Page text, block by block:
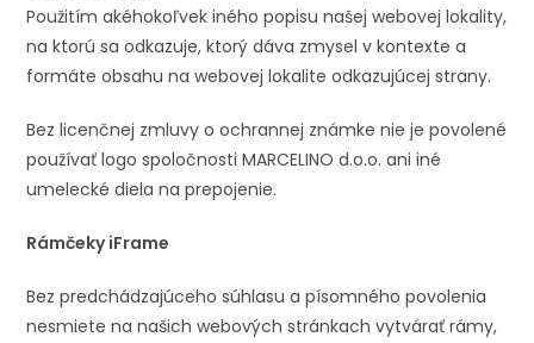
Použitím akéhokoľvek iného popisu našej webovej lokality,
na ktorú sa odkazuje, ktorý dáva zmysel v kontexte a
formáte obsahu na webovej lokalite odkazujúcej strany.
Bez licenčnej zmluvy o ochrannej známke nie je povolené
používať logo spoločnosti MARCELINO d.o.o. ani iné
umelecké diela na prepojenie.
Rámčeky iFrame
Bez predchádzajúceho súhlasu a písomného povolenia
nesmiete na našich webových stránkach vytvárať rámy,